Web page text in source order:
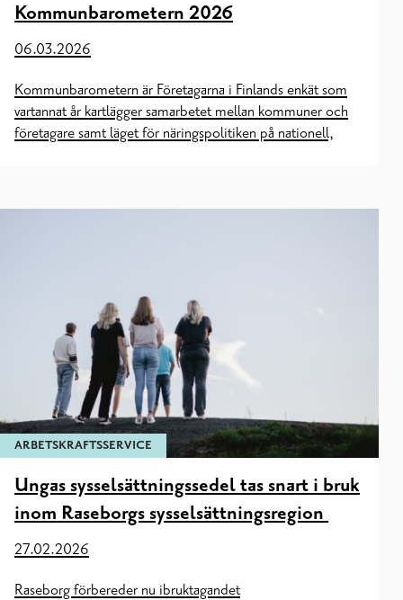
Kommunbarometern 2026
06.03.2026
Kommunbarometern är Företagarna i Finlands enkät som
vartannat år kartlägger samarbetet mellan kommuner och
företagare samt läget för näringspolitiken på nationell,
ARBETSKRAFTSSERVICE
Ungas sysselsättningssedel tas snart i bruk
inom Raseborgs sysselsättningsregion
27.02.2026
Raseborg förbereder nu ibruktagandet